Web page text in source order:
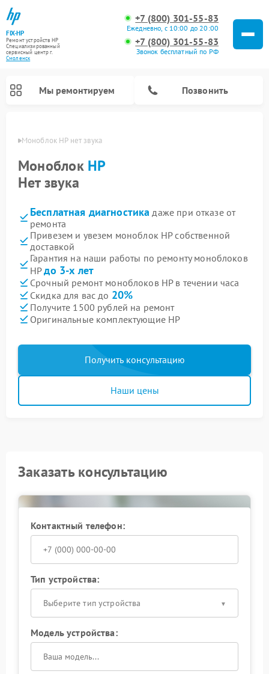
FIX-HP
Ремонт устройств HP
Специализированный
cервисный центр г.
Смоленск
+7 (800) 301-55-83
Ежедневно, с 10:00 до 20:00
+7 (800) 301-55-83
Звонок бесплатный по РФ
Мы ремонтируем Позвонить
Моноблок HP нет звука
Моноблок HP
Нет звука
Бесплатная диагностика даже при отказе от
ремонта
Привезем и увезем моноблок HP собственной
доставкой
Гарантия на наши работы по ремонту моноблоков
HPдо 3-х лет
Срочный ремонт моноблоков HP в течении часа
Скидка для вас до 20%
Получите 1500 рублей на ремонт
Оригинальные комплектующие HP
Получить консультацию
Наши цены
Заказать консультацию
Контактный телефон:
Тип устройства:
Выберите тип устройства
Модель устройства: